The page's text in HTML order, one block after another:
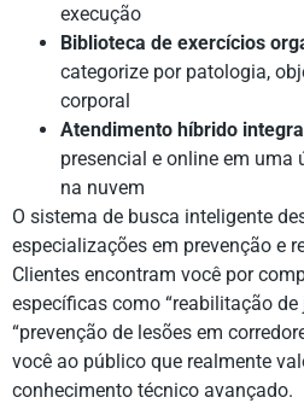
execução
Biblioteca de exercícios
categorize por patologia,
corporal
Atendimento híbrido
presencial e online em uma
na nuvem
O sistema de busca inteligente
especializações em prevenção e
Clientes encontram você por
específicas como “reabilitação de
“prevenção de lesões em
você ao público que realmente
conhecimento técnico avançado.